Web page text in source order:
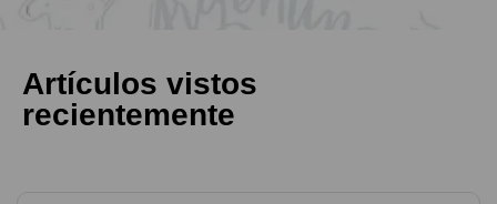
Artículos vistos
recientemente